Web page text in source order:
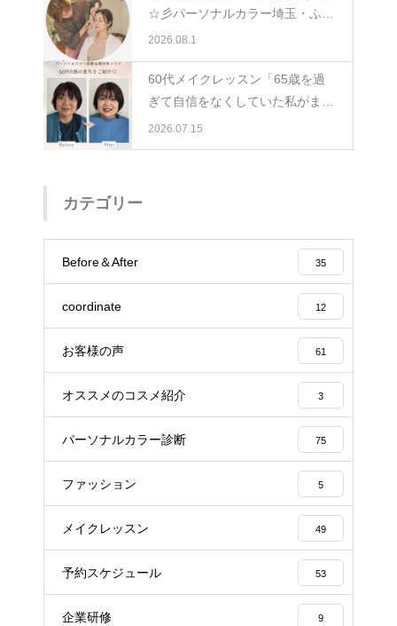
☆彡パーソナルカラー埼玉・ふじ
み野
2026.08.1
60代メイクレッスン「65歳を過
ぎて自信をなくしていた私がまた
少し前を向けました☺️埼玉・ふじ
み野
2026.07.15
カテゴリー
Before＆After 35
coordinate 12
お客様の声 61
オススメのコスメ紹介 3
パーソナルカラー診断 75
ファッション 5
メイクレッスン 49
予約スケジュール 53
企業研修 9